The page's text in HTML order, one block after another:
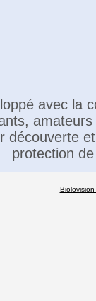
avec la
découverte
protection
Biolovision